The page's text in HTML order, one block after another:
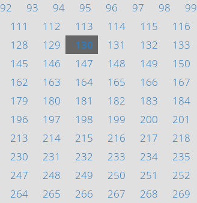
92 93 94 95 96 97 98 99
111 112 113 114 115 116
128 129 130 131 132 133
145 146 147 148 149 150
162 163 164 165 166 167
179 180 181 182 183 184
196 197 198 199 200 201
213 214 215 216 217 218
230 231 232 233 234 235
247 248 249 250 251 252
264 265 266 267 268 269